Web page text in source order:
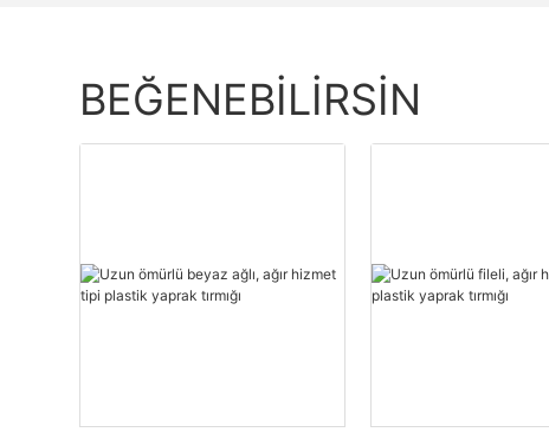
BEĞENEBILIRSIN